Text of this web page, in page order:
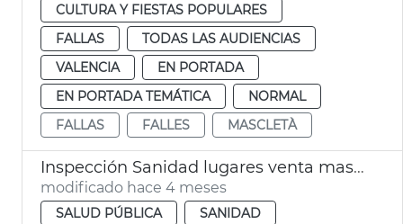
CULTURA Y FIESTAS POPULARES
FALLAS
TODAS LAS AUDIENCIAS
VALENCIA
EN PORTADA
EN PORTADA TEMÁTICA
NORMAL
FALLAS
FALLES MASCLETÀ
Inspección Sanidad lugares venta masas fritas Fallas València
modificado hace 4 meses
SALUD PÚBLICA
SANIDAD